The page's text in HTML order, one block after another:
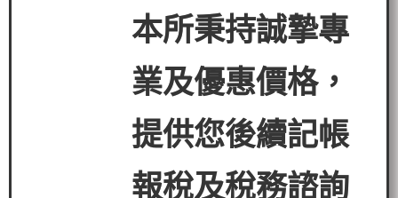
本所秉持誠摯專
業及優惠價格，
提供您後續記帳
報稅及稅務諮詢